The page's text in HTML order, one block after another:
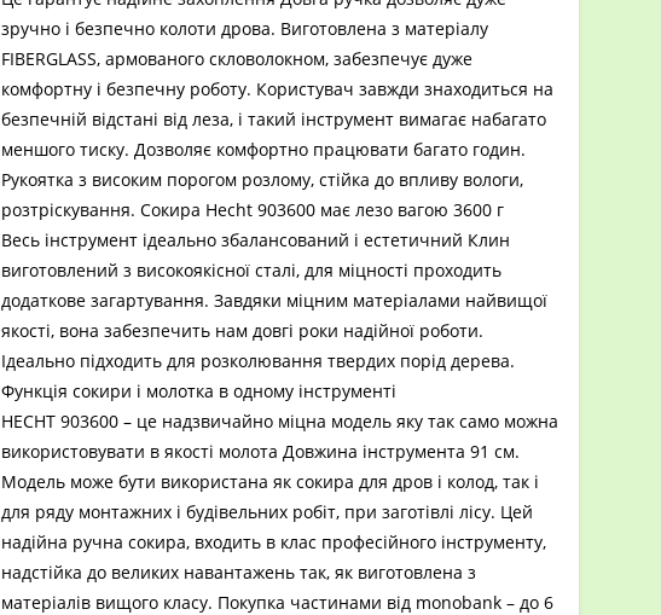
зручно і безпечно колоти дрова. Виготовлена з матеріалу
FIBERGLASS, армованого скловолокном, забезпечує дуже
комфортну і безпечну роботу. Користувач завжди знаходиться на
безпечній відстані від леза, і такий інструмент вимагає набагато
меншого тиску. Дозволяє комфортно працювати багато годин.
Рукоятка з високим порогом розлому, стійка до впливу вологи,
розтріскування. Сокира Hecht 903600 має лезо вагою 3600 г
Весь інструмент ідеально збалансований і естетичний Клин
виготовлений з високоякісної сталі, для міцності проходить
додаткове загартування. Завдяки міцним матеріалами найвищої
якості, вона забезпечить нам довгі роки надійної роботи.
Ідеально підходить для розколювання твердих порід дерева.
Функція сокири і молотка в одному інструменті
HECHT 903600 – це надзвичайно міцна модель яку так само можна
використовувати в якості молота Довжина інструмента 91 см.
Модель може бути використана як сокира для дров і колод, так і
для ряду монтажних і будівельних робіт, при заготівлі лісу. Цей
надійна ручна сокира, входить в клас професійного інструменту,
надстійка до великих навантажень так, як виготовлена з
матеріалів вищого класу. Покупка частинами від monobank – до 6